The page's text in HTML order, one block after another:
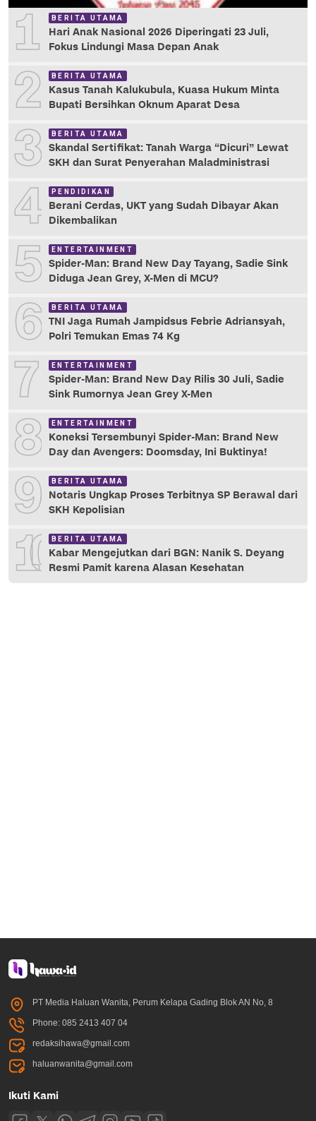
1 BERITA UTAMA
Hari Anak Nasional 2026 Diperingati 23 Juli,
Fokus Lindungi Masa Depan Anak
2 BERITA UTAMA
Kasus Tanah Kalukubula, Kuasa Hukum Minta
Bupati Bersihkan Oknum Aparat Desa
3 BERITA UTAMA
Skandal Sertifikat: Tanah Warga “Dicuri” Lewat
SKH dan Surat Penyerahan Maladministrasi
4 PENDIDIKAN
Berani Cerdas, UKT yang Sudah Dibayar Akan
Dikembalikan
5 ENTERTAINMENT
Spider-Man: Brand New Day Tayang, Sadie Sink
Diduga Jean Grey, X-Men di MCU?
6 BERITA UTAMA
TNI Jaga Rumah Jampidsus Febrie Adriansyah,
Polri Temukan Emas 74 Kg
7 ENTERTAINMENT
Spider-Man: Brand New Day Rilis 30 Juli, Sadie
Sink Rumornya Jean Grey X-Men
8 ENTERTAINMENT
Koneksi Tersembunyi Spider-Man: Brand New
Day dan Avengers: Doomsday, Ini Buktinya!
9 BERITA UTAMA
Notaris Ungkap Proses Terbitnya SP Berawal dari
SKH Kepolisian
10 BERITA UTAMA
Kabar Mengejutkan dari BGN: Nanik S. Deyang
Resmi Pamit karena Alasan Kesehatan
PT Media Haluan Wanita, Perum Kelapa Gading Blok AN No, 8
Phone: 085 2413 407 04
redaksihawa@gmail.com
haluanwanita@gmail.com
Ikuti Kami